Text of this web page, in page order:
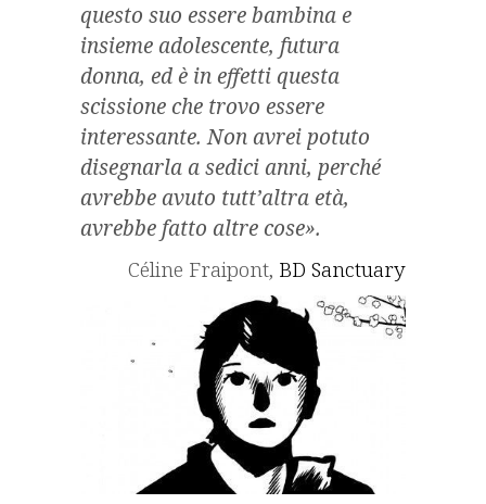
questo suo essere bambina e
insieme adolescente, futura
donna, ed è in effetti questa
scissione che trovo essere
interessante. Non avrei potuto
disegnarla a sedici anni, perché
avrebbe avuto tutt’altra età,
avrebbe fatto altre cose».
Céline Fraipont, BD Sanctuary